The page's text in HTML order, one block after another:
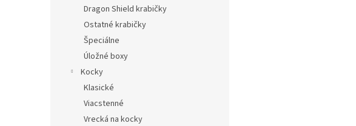
Dragon Shield krabičky
Ostatné krabičky
Špeciálne
Úložné boxy
Kocky
Klasické
Viacstenné
Vrecká na kocky